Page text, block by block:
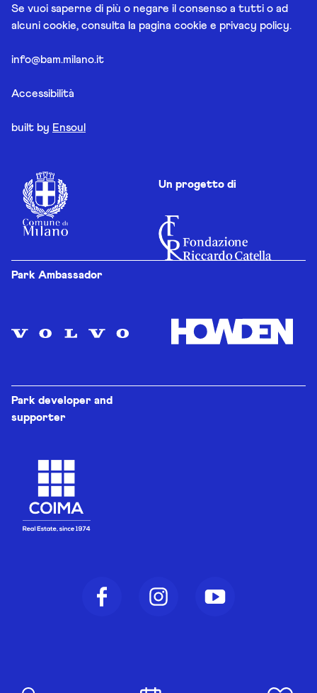
Se vuoi saperne di più o negare il consenso a tutti o ad
alcuni cookie, consulta la pagina cookie e privacy policy.
info@bam.milano.it
Accessibilità
built by Ensoul
Un progetto di
Park Ambassador
Park developer and
supporter